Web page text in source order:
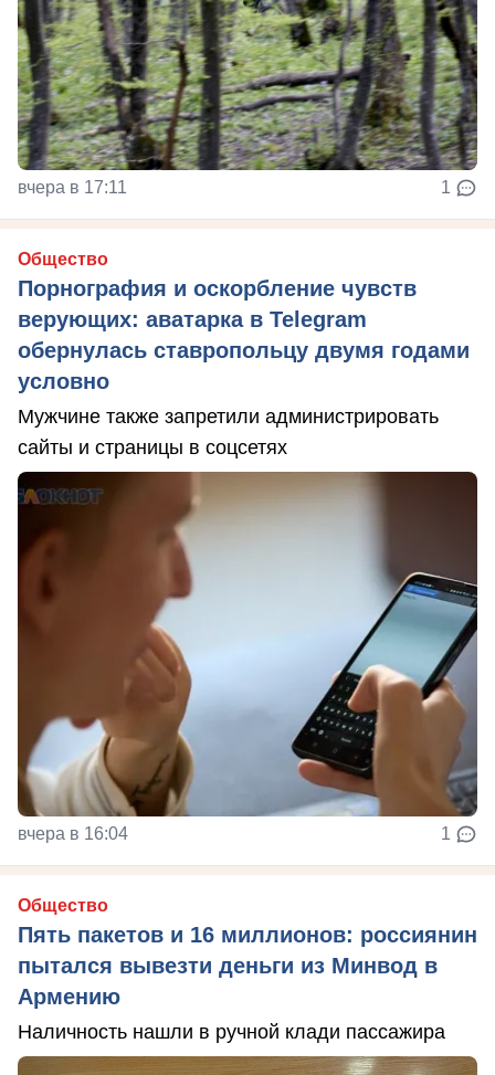
вчера в 17:11 1
Общество
Порнография и оскорбление чувств
верующих: аватарка в Telegram
обернулась ставропольцу двумя годами
условно
Мужчине также запретили администрировать
сайты и страницы в соцсетях
вчера в 16:04 1
Общество
Пять пакетов и 16 миллионов: россиянин
пытался вывезти деньги из Минвод в
Армению
Наличность нашли в ручной клади пассажира